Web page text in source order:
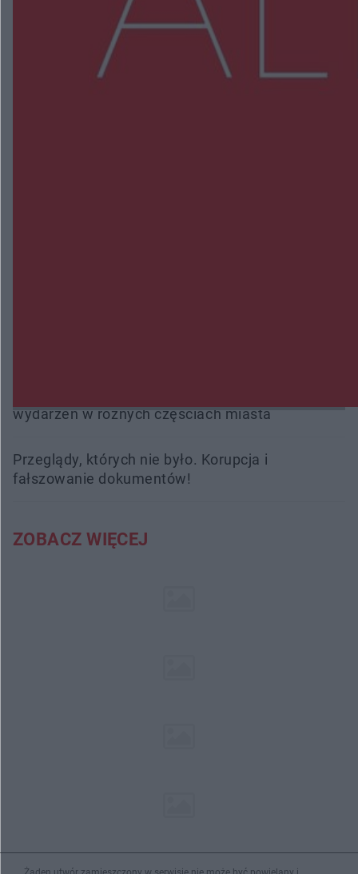
Więcej
wydarzeń w różnych częściach miasta
Przeglądy, których nie było. Korupcja i
fałszowanie dokumentów!
ZOBACZ WIĘCEJ